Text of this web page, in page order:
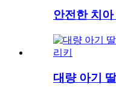
안전한 치
대량 아기